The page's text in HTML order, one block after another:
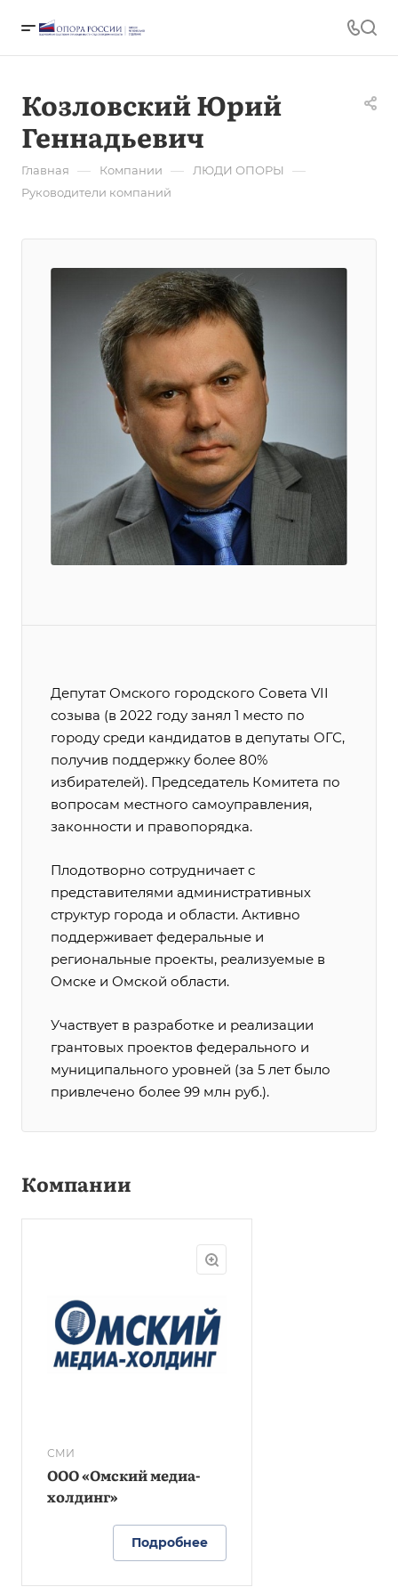
Козловский Юрий
Геннадьевич
Главная — Компании — ЛЮДИ ОПОРЫ —
Руководители компаний
Депутат Омского городского Совета VII
созыва (в 2022 году занял 1 место по
городу среди кандидатов в депутаты ОГС,
получив поддержку более 80%
избирателей). Председатель Комитета по
вопросам местного самоуправления,
законности и правопорядка.
Плодотворно сотрудничает с
представителями административных
структур города и области. Активно
поддерживает федеральные и
региональные проекты, реализуемые в
Омске и Омской области.
Участвует в разработке и реализации
грантовых проектов федерального и
муниципального уровней (за 5 лет было
привлечено более 99 млн руб.).
Компании
СМИ
ООО «Омский медиа-
холдинг»
Подробнее